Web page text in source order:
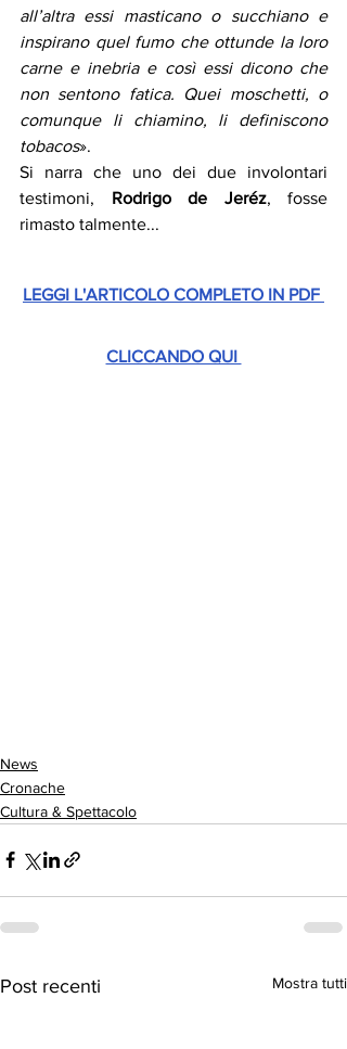
all’altra essi masticano o succhiano e
inspirano quel fumo che ottunde la loro
carne e inebria e così essi dicono che
non sentono fatica. Quei moschetti, o
comunque li chiamino, li definiscono
tobacos».
Si narra che uno dei due involontari
testimoni, Rodrigo de Jeréz, fosse
rimasto talmente...
LEGGI L'ARTICOLO COMPLETO IN PDF
CLICCANDO QUI
News
Cronache
Cultura & Spettacolo
Post recenti Mostra tutti